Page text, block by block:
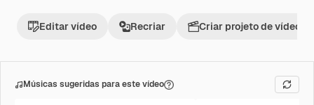
Editar vídeo Recriar Criar projeto de vídeo
Músicas sugeridas para este vídeo